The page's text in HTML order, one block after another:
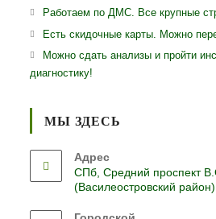
Работаем по ДМС. Все крупные
Есть скидочные карты. Можно
Можно сдать анализы и пройти
диагностику!
МЫ ЗДЕСЬ
Адрес
СПб, Средний проспект
(Василеостровский район)